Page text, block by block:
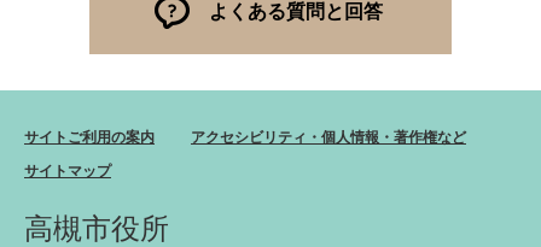
よくある質問と回答
サイトご利用の案内
アクセシビリティ・個人情報・著作権など
サイトマップ
高槻市役所